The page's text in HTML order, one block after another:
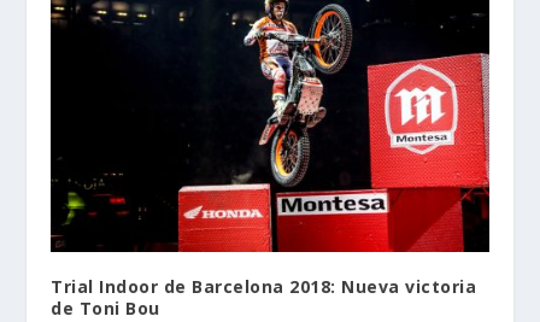
Trial Indoor de Barcelona 2018: Nueva victoria
de Toni Bou